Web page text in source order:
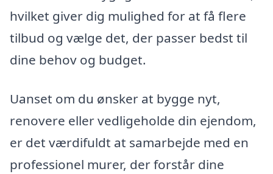
hvilket giver dig mulighed for at få flere
tilbud og vælge det, der passer bedst til
dine behov og budget.
Uanset om du ønsker at bygge nyt,
renovere eller vedligeholde din ejendom,
er det værdifuldt at samarbejde med en
professionel murer, der forstår dine